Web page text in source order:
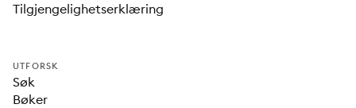
Tilgjengelighetserklæring
UTFORSK
Søk
Bøker